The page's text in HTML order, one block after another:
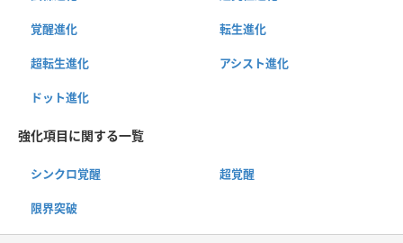
覚醒進化 転生進化
超転生進化 アシスト進化
ドット進化
強化項目に関する一覧
シンクロ覚醒 超覚醒
限界突破